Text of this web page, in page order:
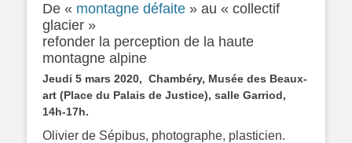
De « montagne défaite » au « collectif
glacier »
refonder la perception de la haute
montagne alpine
Jeudi 5 mars 2020, Chambéry, Musée des Beaux-
art (Place du Palais de Justice), salle Garriod,
14h-17h.
Olivier de Sépibus, photographe, plasticien.